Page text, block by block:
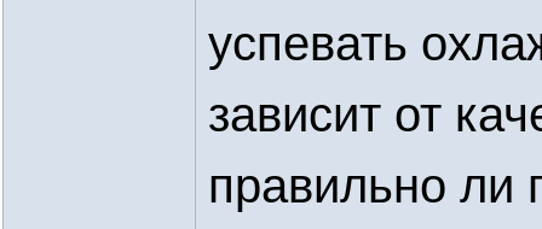
успевать
зависит от
правильно ли